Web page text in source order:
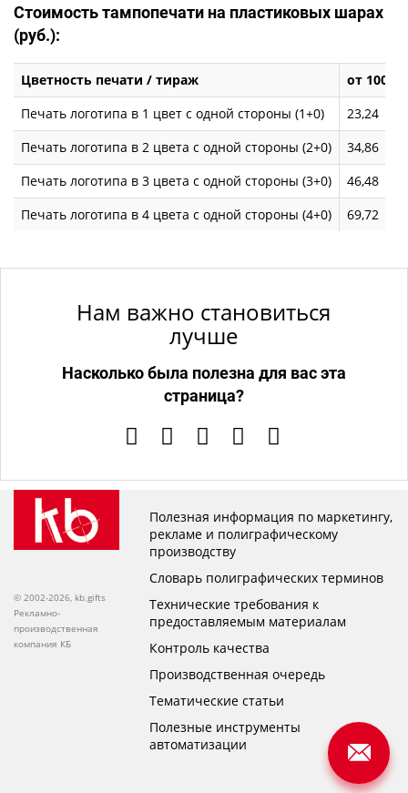
Стоимость тампопечати на пластиковых шарах
(руб.):
Цветность печати / тираж от 100
Печать логотипа в 1 цвет с одной стороны (1+0)
23,24
Печать логотипа в 2 цвета с одной стороны (2+0)
34,86
Печать логотипа в 3 цвета с одной стороны (3+0)
46,48
Печать логотипа в 4 цвета с одной стороны (4+0)
69,72
Нам важно становиться
лучше
Насколько была полезна для вас эта
страница?
© 2002-2026, kb.gifts
Рекламно-
производственная
компания КБ
Полезная информация по маркетингу,
рекламе и полиграфическому
производству
Словарь полиграфических терминов
Технические требования к
предоставляемым материалам
Контроль качества
Производственная очередь
Тематические статьи
Полезные инструменты
автоматизации